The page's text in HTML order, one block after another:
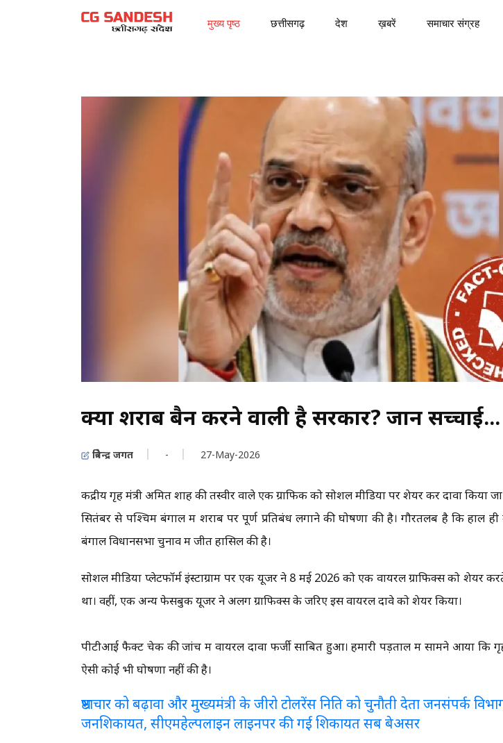
मुख्य पृष्ठ छत्तीसगढ़ देश ख़बरें समाचार संग्रह
क्या शराब बैन करने वाली है सरकार? जानें सच्चाई...
त्रिवेन्द्र जगत - 27-May-2026
केंद्रीय गृह मंत्री अमित शाह की तस्वीर वाले एक ग्राफिक को सोशल मीडिया पर शेयर कर दावा किया
सितंबर से पश्चिम बंगाल में शराब पर पूर्ण प्रतिबंध लगाने की घोषणा की है। गौरतलब है कि हाल
बंगाल विधानसभा चुनाव में जीत हासिल की है।
सोशल मीडिया प्लेटफॉर्म इंस्टाग्राम पर एक यूजर ने 8 मई 2026 को एक वायरल ग्राफिक्स को शेयर
था। वहीं, एक अन्य फेसबुक यूजर ने अलग ग्राफिक्स के जरिए इस वायरल दावे को शेयर किया।
पीटीआई फैक्ट चेक की जांच में वायरल दावा फर्जी साबित हुआ। हमारी पड़ताल में सामने आया कि
ऐसी कोई भी घोषणा नहीं की है।
भ्रष्टाचार को बढ़ावा और मुख्यमंत्री के जीरो टोलरेंस निति को चुनौती देता जनसंपर्क
जनशिकायत, सीएमहेल्पलाइन लाइनपर की गई शिकायत सब बेअसर